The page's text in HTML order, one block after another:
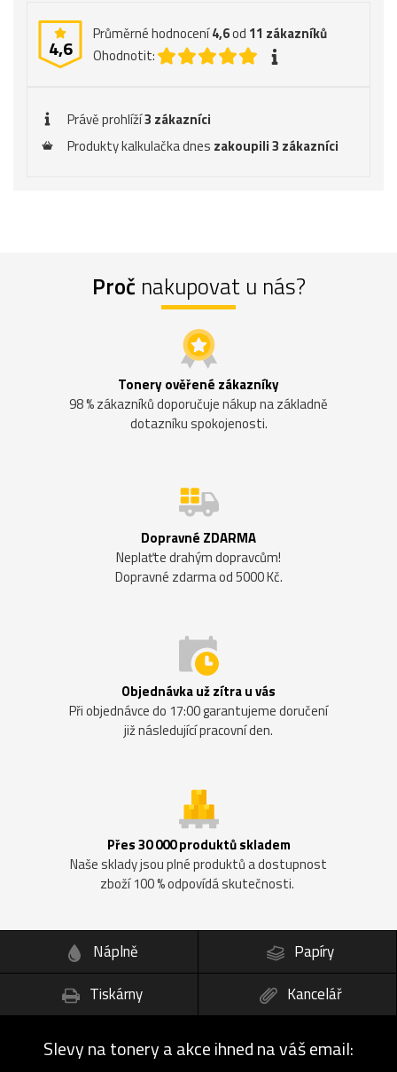
4,6
Průměrné hodnocení4,6od 11 zákazníků
Ohodnotit:
Právě prohlíží3 zákazníci
Produkty kalkulačka dnes zakoupili 3 zákazníci
Proč nakupovat u nás?
Tonery ověřené zákazníky
98 % zákazníků doporučuje nákup na základně
dotazníku spokojenosti.
Dopravné ZDARMA
Neplaťte drahým dopravcům!
Dopravné zdarma od 5000 Kč.
Objednávka už zítra u vás
Při objednávce do 17:00 garantujeme doručení
již následující pracovní den.
Přes 30 000 produktů skladem
Naše sklady jsou plné produktů a dostupnost
zboží 100 % odpovídá skutečnosti.
Náplně
Papíry
Tiskárny
Kancelář
Slevy na tonery a akce ihned na váš email: